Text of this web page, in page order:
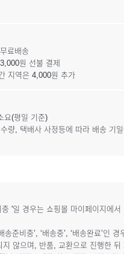
료배송
원 선불 결제
지역은 4,000원 추가
요(평일 기준)
량, 택배사 사정등에 따라 배송 기일
'일 경우는 쇼핑몰 마이페이지에서
준비중’, ‘배송중’, ‘배송완료’인 경
지 않으며, 반품, 교환으로 진행한 뒤